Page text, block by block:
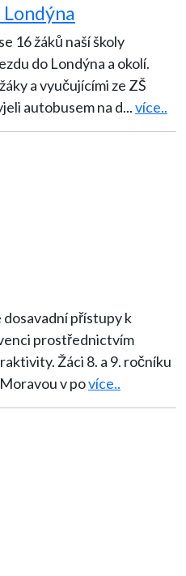
16 žáků naší školy
do Londýna a okolí.
a vyučujícími ze ZŠ
autobusem na d...více..
přístupy k
prostřednictvím
a 9. ročníku
v povíce..